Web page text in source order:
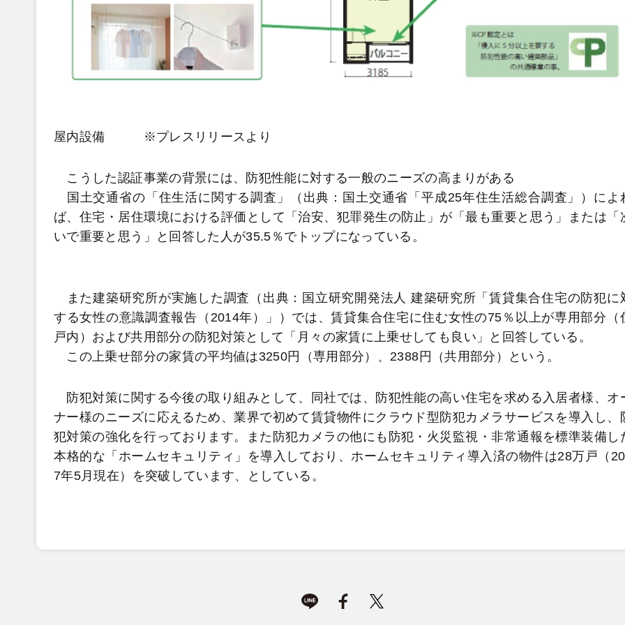
屋内設備 ※プレスリリースより
こうした認証事業の背景には、防犯性能に対する一般のニーズの高まりがある
国土交通省の「住生活に関する調査」（出典：国土交通省「平成25年住生活総合調査」）によ
ば、住宅・居住環境における評価として「治安、犯罪発生の防止」が「最も重要と思う」または「
いで重要と思う」と回答した人が35.5％でトップになっている。
また建築研究所が実施した調査（出典：国立研究開発法人 建築研究所「賃貸集合住宅の防犯に
する女性の意識調査報告（2014年）」）では、賃貸集合住宅に住む女性の75％以上が専用部分（
戸内）および共用部分の防犯対策として「月々の家賃に上乗せしても良い」と回答している。
この上乗せ部分の家賃の平均値は3250円（専用部分）、2388円（共用部分）という。
防犯対策に関する今後の取り組みとして、同社では、防犯性能の高い住宅を求める入居者様、オ
ナー様のニーズに応えるため、業界で初めて賃貸物件にクラウド型防犯カメラサービスを導入し、
犯対策の強化を行っております。また防犯カメラの他にも防犯・火災監視・非常通報を標準装備し
本格的な「ホームセキュリティ」を導入しており、ホームセキュリティ導入済の物件は28万戸（
7年5月現在）を突破しています、としている。